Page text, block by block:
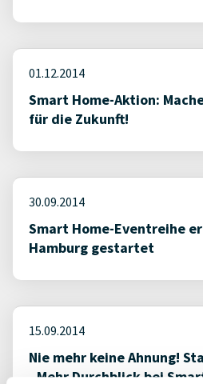
01.12.2014
Smart Home-Aktion:
für die Zukunft!
30.09.2014
Smart Home-Eventreihe
Hamburg gestartet
15.09.2014
Nie mehr keine Ahnung!
„Mehr Durchblick bei